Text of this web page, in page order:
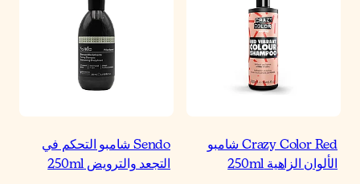
Crazy Color Red شامبو
الألوان الزاهية 250ml
Sendo شامبو التحكم في
التجعد والترويض 250ml